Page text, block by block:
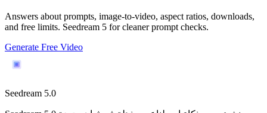
Answers about prompts, image-to-video, aspect ratios, downloads,
and free limits. Seedream 5 for cleaner prompt checks.
Generate Free Video
Seedream 5.0